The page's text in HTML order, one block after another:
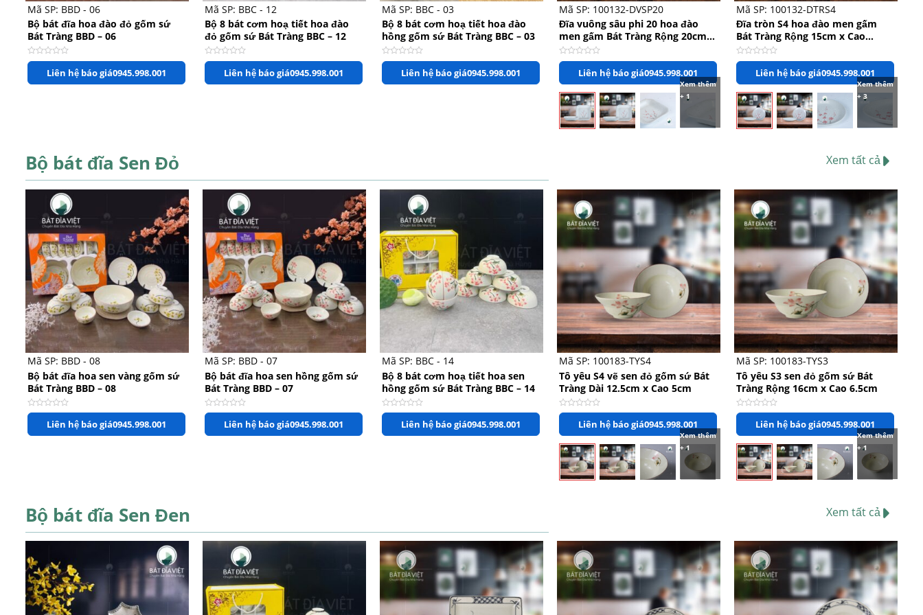
Mã SP: BBD - 06
Bộ bát đĩa hoa đào đỏ gốm sứ
Bát Tràng BBD – 06
Được
Liên hệ báo giá0945.998.001
Mã SP: BBC - 12
Bộ 8 bát cơm hoạ tiết hoa đào
đỏ gốm sứ Bát Tràng BBC – 12
Được
Liên hệ báo giá0945.998.001
Mã SP: BBC - 03
Bộ 8 bát cơm hoạ tiết hoa đào
hồng gốm sứ Bát Tràng BBC – 03
Được
Liên hệ báo giá0945.998.001
Mã SP: 100132-DVSP20
Đĩa vuông sâu phi 20 hoa đào
men gấm Bát Tràng Rộng 20cm x
Cao 3cm
Được
5
sao
Liên hệ báo giá0945.998.001
Xem thêm
+ 1
Mã SP: 100132-DTRS4
Đĩa tròn S4 hoa đào men gấm
Bát Tràng Rộng 15cm x Cao
1.5cm
Được
5
sao
Liên hệ báo giá0945.998.001
Xem thêm
+ 3
Bộ bát đĩa Sen Đỏ Xem tất cả
+
Mã SP: BBD - 08
Bộ bát đĩa hoa sen vàng gốm sứ
Bát Tràng BBD – 08
Được
hạng
Liên hệ báo giá0945.998.001
+
Mã SP: BBD - 07
Bộ bát đĩa hoa sen hồng gốm sứ
Bát Tràng BBD – 07
Được
hạng
Liên hệ báo giá0945.998.001
Mã SP: BBC - 14
Bộ 8 bát cơm hoạ tiết hoa sen
hồng gốm sứ Bát Tràng BBC – 14
Được
hạng
Liên hệ báo giá0945.998.001
+
Mã SP: 100183-TYS4
Tô yêu S4 vẽ sen đỏ gốm sứ Bát
Tràng Dài 12.5cm x Cao 5cm
Được
hạng
5
sao
Liên hệ báo giá0945.998.001
Xem thêm
+ 1
+
Mã SP: 100183-TYS3
Tô yêu S3 sen đỏ gốm sứ Bát
Tràng Rộng 16cm x Cao 6.5cm
Được
hạng
5
sao
Liên hệ báo giá0945.998.001
Xem thêm
+ 1
Bộ bát đĩa Sen Đen Xem tất cả